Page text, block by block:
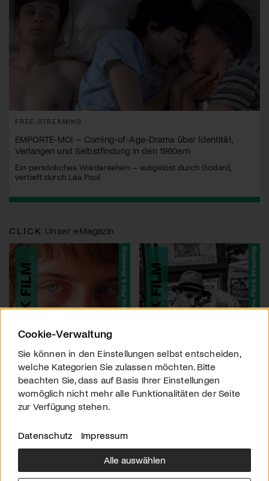
FREE-STREAMING
EMPORTE-MOI – Coming-of-Age-Drama über Identität,
Verlangen und Selbstfindung in den 1960ern
Ein persönliches Wiedersehen – ausgelöst durch Godard,
vertieft durch Léa Pool
CLICK Unser eMagazin
Cookie-Verwaltung
Sie können in den Einstellungen selbst entscheiden,
welche Kategorien Sie zulassen möchten. Bitte
beachten Sie, dass auf Basis Ihrer Einstellungen
womöglich nicht mehr alle Funktionalitäten der Seite
zur Verfügung stehen.
Datenschutz Impressum
Alle auswählen